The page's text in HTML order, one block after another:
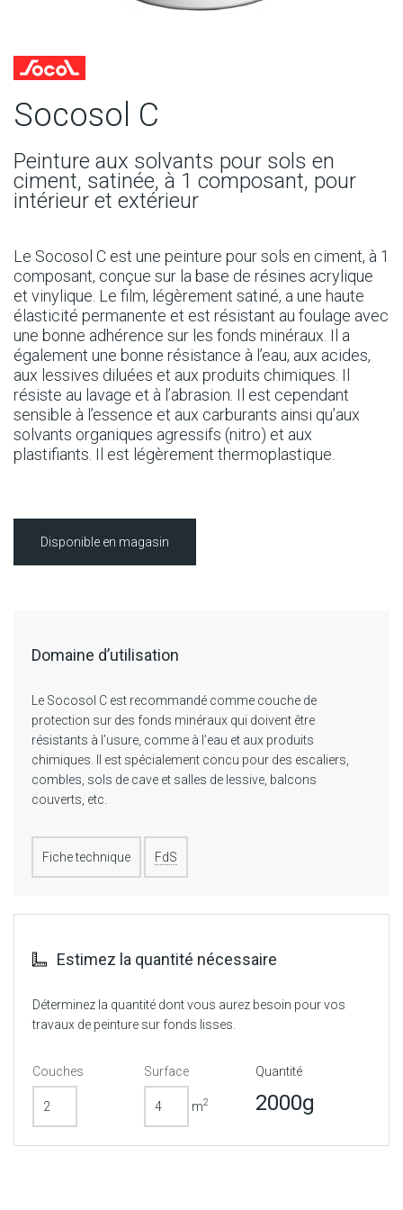
Socosol C
Peinture aux solvants pour sols en
ciment, satinée, à 1 composant, pour
intérieur et extérieur
Le Socosol C est une peinture pour sols en ciment, à 1
composant, conçue sur la base de résines acrylique
et vinylique. Le film, légèrement satiné, a une haute
élasticité permanente et est résistant au foulage avec
une bonne adhérence sur les fonds minéraux. Il a
également une bonne résistance à l’eau, aux acides,
aux lessives diluées et aux produits chimiques. Il
résiste au lavage et à l’abrasion. Il est cependant
sensible à l’essence et aux carburants ainsi qu’aux
solvants organiques agressifs (nitro) et aux
plastifiants. Il est légèrement thermoplastique.
Disponible en magasin
Domaine d’utilisation
Le Socosol C est recommandé comme couche de
protection sur des fonds minéraux qui doivent être
résistants à l’usure, comme à l’eau et aux produits
chimiques. Il est spécialement concu pour des escaliers,
combles, sols de cave et salles de lessive, balcons
couverts, etc.
Fiche technique FdS
Estimez la quantité nécessaire
Déterminez la quantité dont vous aurez besoin pour vos
travaux de peinture sur fonds lisses.
Couches Surface
m2
Quantité
2000g